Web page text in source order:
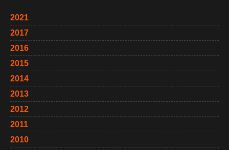
2021
2017
2016
2015
2014
2013
2012
2011
2010